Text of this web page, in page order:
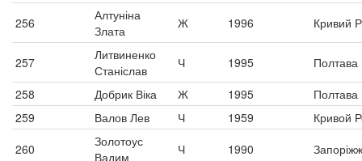
256
Алтуніна
Злата
Ж 1996 Кривий
257
Литвиненко
Станіслав
Ч 1995
Полтава
258
Добрик Віка Ж 1995
Полтава
259
Валов Лев Ч 1959
Кривой
260
Золотоус
Вадим
Ч 1990